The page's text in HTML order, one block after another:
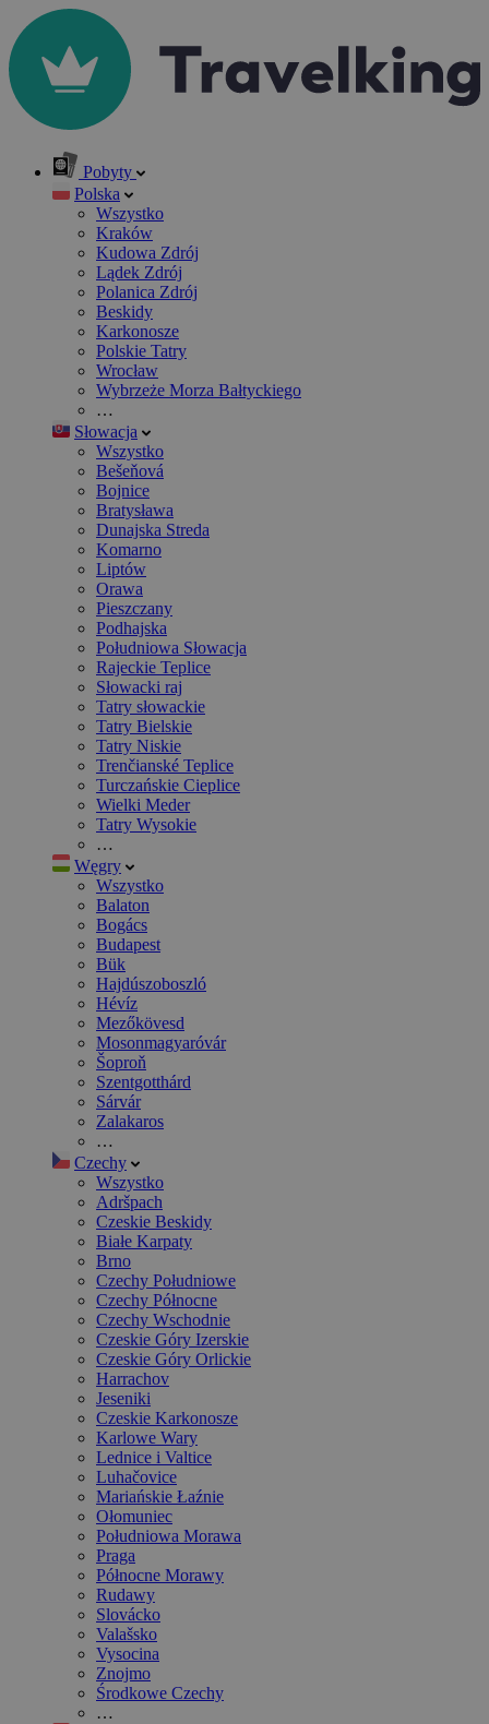
Pobyty
Polska
Wszystko
Kraków
Kudowa Zdrój
Lądek Zdrój
Polanica Zdrój
Beskidy
Karkonosze
Polskie Tatry
Wrocław
Wybrzeże Morza Bałtyckiego
…
Słowacja
Wszystko
Bešeňová
Bojnice
Bratysława
Dunajska Streda
Komarno
Liptów
Orawa
Pieszczany
Podhajska
Południowa Słowacja
Rajeckie Teplice
Słowacki raj
Tatry słowackie
Tatry Bielskie
Tatry Niskie
Trenčianské Teplice
Turczańskie Cieplice
Wielki Meder
Tatry Wysokie
…
Węgry
Wszystko
Balaton
Bogács
Budapest
Bük
Hajdúszoboszló
Hévíz
Mezőkövesd
Mosonmagyaróvár
Šoproň
Szentgotthárd
Sárvár
Zalakaros
…
Czechy
Wszystko
Adršpach
Czeskie Beskidy
Białe Karpaty
Brno
Czechy Południowe
Czechy Północne
Czechy Wschodnie
Czeskie Góry Izerskie
Czeskie Góry Orlickie
Harrachov
Jeseniki
Czeskie Karkonosze
Karlowe Wary
Lednice i Valtice
Luhačovice
Mariańskie Łaźnie
Ołomuniec
Południowa Morawa
Praga
Północne Morawy
Rudawy
Slovácko
Valašsko
Vysocina
Znojmo
Środkowe Czechy
…